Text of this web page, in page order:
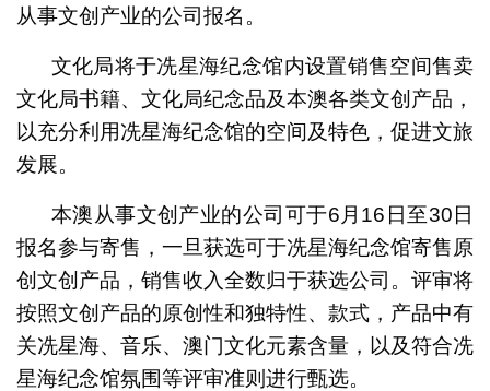
从事文创产业的公司报名。
文化局将于冼星海纪念馆内设置销售空间售卖
文化局书籍、文化局纪念品及本澳各类文创产品，
以充分利用冼星海纪念馆的空间及特色，促进文旅
发展。
本澳从事文创产业的公司可于6月16日至30日
报名参与寄售，一旦获选可于冼星海纪念馆寄售原
创文创产品，销售收入全数归于获选公司。评审将
按照文创产品的原创性和独特性、款式，产品中有
关冼星海、音乐、澳门文化元素含量，以及符合冼
星海纪念馆氛围等评审准则进行甄选。